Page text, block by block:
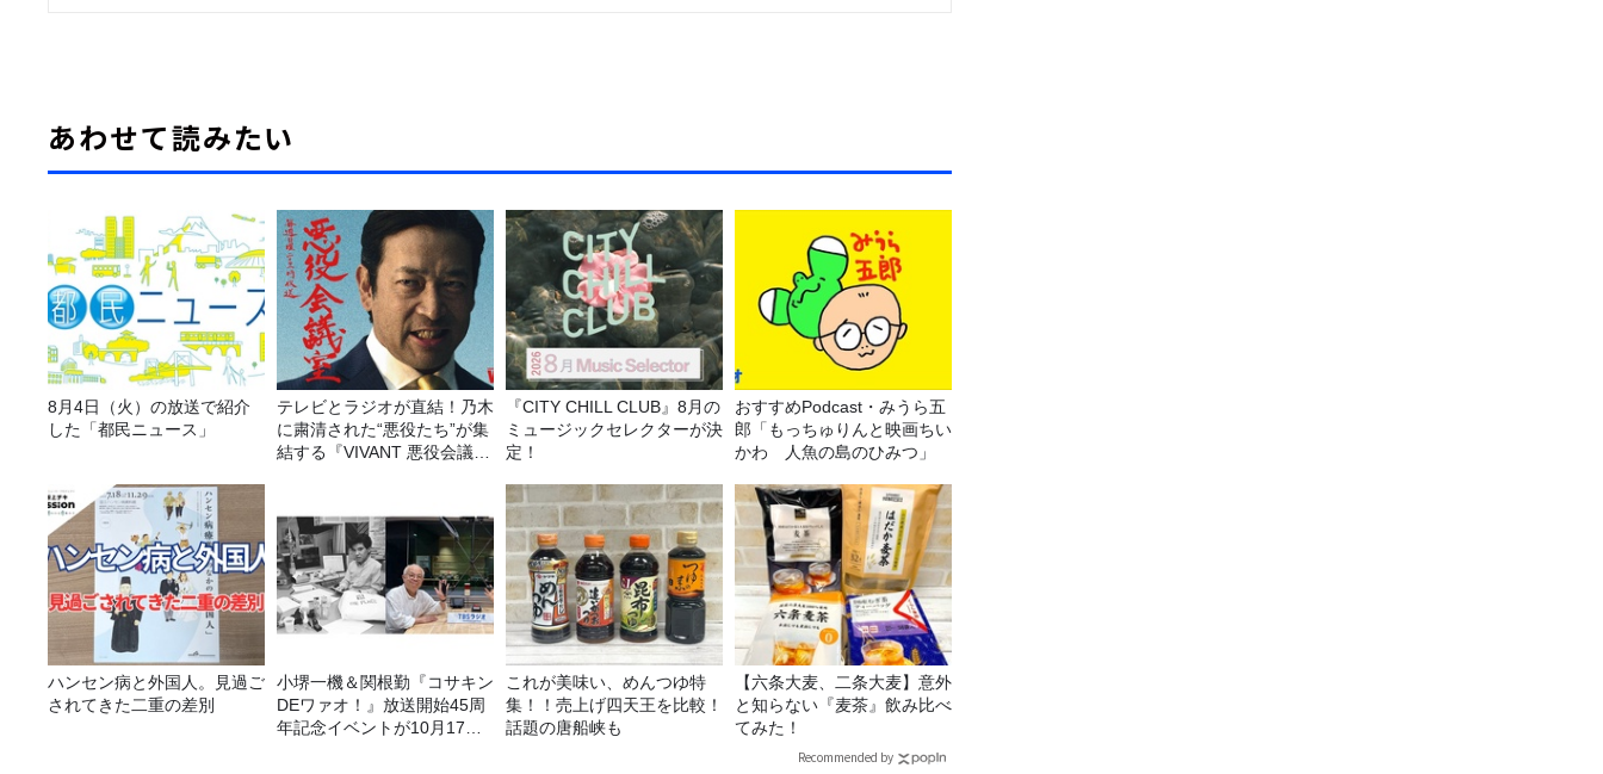
あわせて読みたい
8月4日（火）の放送で紹介
した「都民ニュース」
テレビとラジオが直結！乃木
に粛清された“悪役たち”が集
結する『VIVANT 悪役会議
『CITY CHILL CLUB』8月の
ミュージックセレクターが決
定！
おすすめPodcast・みうら五
郎「もっちゅりんと映画ちい
かわ 人魚の島のひみつ」
ハンセン病と外国人。見過ご
されてきた二重の差別
小堺一機＆関根勤『コサキン
DEワァオ！』放送開始45周
年記念イベントが10月17日
これが美味い、めんつゆ特
集！！売上げ四天王を比較！
話題の唐船峡も
【六条大麦、二条大麦】意外
と知らない『麦茶』飲み比べ
てみた！
Recommended by